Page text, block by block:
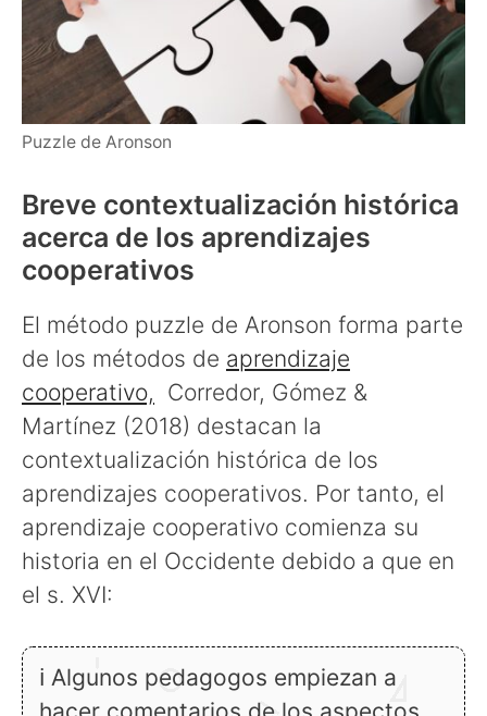
Puzzle de Aronson
Breve contextualización histórica
acerca de los aprendizajes
cooperativos
El método puzzle de Aronson forma parte
de los métodos de aprendizaje
cooperativo, Corredor, Gómez &
Martínez (2018) destacan la
contextualización histórica de los
aprendizajes cooperativos. Por tanto, el
aprendizaje cooperativo comienza su
historia en el Occidente debido a que en
el s. XVI:
ℹ Algunos pedagogos empiezan a